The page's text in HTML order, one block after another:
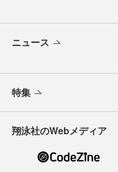
ニュース
特集
翔泳社のWebメディア